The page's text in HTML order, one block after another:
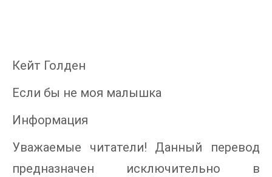
Кейт Голден
Если бы не моя малышка
Информация
Уважаемые читатели! Данный перевод
предназначен исключительно в